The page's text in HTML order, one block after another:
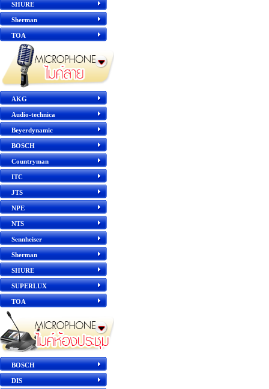
SHURE
Sherman
TOA
AKG
Audio-technica
Beyerdynamic
BOSCH
Countryman
ITC
JTS
NPE
NTS
Sennheiser
Sherman
SHURE
SUPERLUX
TOA
BOSCH
DIS